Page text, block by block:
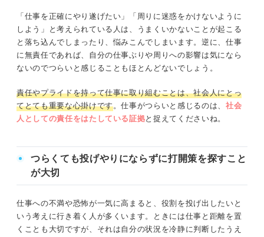
「仕事を正確にやり遂げたい」「周りに迷惑をかけないように
しよう」と考えられている人は、うまくいかないことが起こる
と落ち込んでしまったり、悩みこんでしまいます。逆に、仕事
に無責任であれば、自分の仕事ぶりや周りへの影響は気になら
ないのでつらいと感じることもほとんどないでしょう。
責任やプライドを持って仕事に取り組むことは、社会人にとっ
てとても重要な心掛けです。仕事がつらいと感じるのは、 社会
人としての責任をはたしている証拠と捉えてくださいね。
つらくても投げやりにならずに打開策を探すこと
が大切
仕事への不満や恐怖が一気に高まると、役割を投げ出したいと
いう考えに行き着く人が多くいます。ときには仕事と距離を置
くことも大切ですが、それは自分の状況を冷静に判断したうえ